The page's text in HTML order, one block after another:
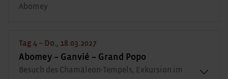
Abomey
Tag 4 – Do., 18.03.2027
Abomey – Ganvié – Grand Popo
Besuch des Chamäleon-Tempels, Exkursion im